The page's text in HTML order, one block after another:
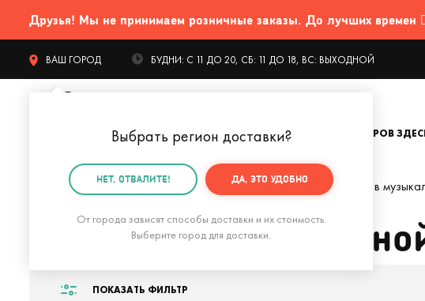
Друзья! Мы не принимаем розничные заказы. До лучших времен
ВАШ ГОРОД
Выбрать регион доставки?
НЕТ, ОТВАЛИТЕ! ДА, ЭТО УДОБНО
От города зависят способы доставки и их стоимость.
Выберите город для доставки.
БУДНИ: С 11 ДО 20, СБ: 11 ДО 18, ВС: ВЫХОДНОЙ
КАТАЛОГ ТОВАРОВ
Главная Подарки на выпускной Подарки на выпускной в
Подарки на
ПОКАЗАТЬ ФИЛЬТР